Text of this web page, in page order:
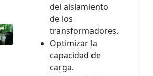
del aislamiento
de los
transformadores.
Optimizar la
capacidad de
carga.